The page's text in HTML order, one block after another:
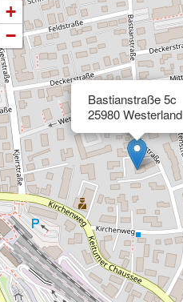
Bastianstraße 5c
25980 Westerland
+
−